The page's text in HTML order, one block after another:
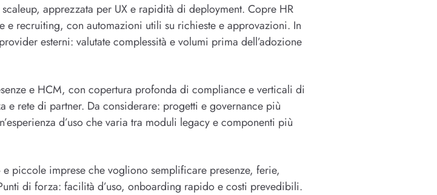
apprezzata per UX e rapidità di deployment. Copre HR
recruiting, con automazioni utili su richieste e approvazioni. In
esterni: valutate complessità e volumi prima dell’adozione
e HCM, con copertura profonda di compliance e verticali di
e rete di partner. Da considerare: progetti e governance più
d’uso che varia tra moduli legacy e componenti più
piccole imprese che vogliono semplificare presenze, ferie,
di forza: facilità d’uso, onboarding rapido e costi prevedibili.